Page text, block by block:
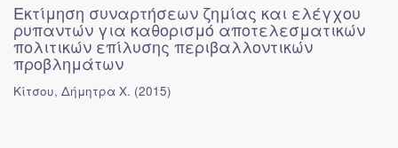
Εκτίμηση συναρτήσεων ζημίας και ελέγχου
ρυπαντών για καθορισμό αποτελεσματικών
πολιτικών επίλυσης περιβαλλοντικών
προβλημάτων
Κίτσου, Δήμητρα Χ. (2015)